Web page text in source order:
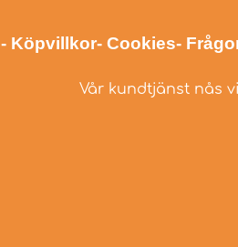
- Köpvillkor- Cookies-
Vår kundtjänst nås